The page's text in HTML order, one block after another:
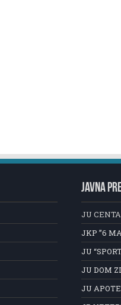
JAVNA
JU
JKP ”6
JU
JU DOM
JU